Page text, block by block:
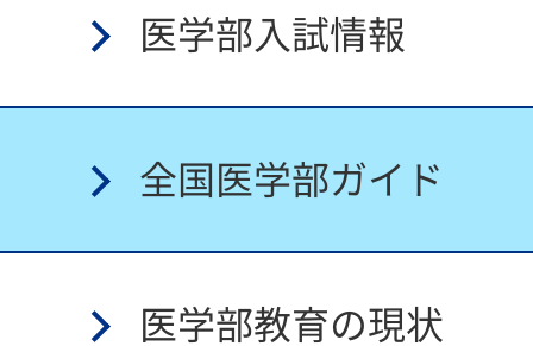
医学部入試情報
全国医学部ガイド
医学部教育の現状